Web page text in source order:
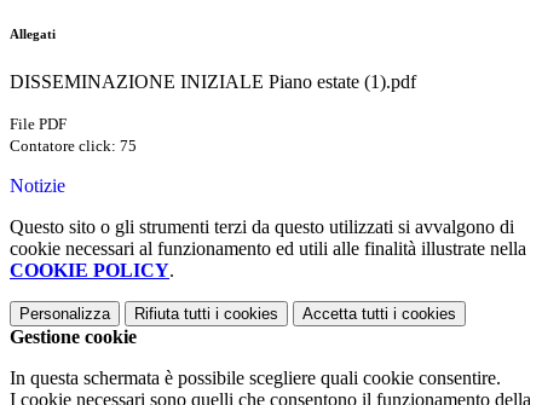
Allegati
DISSEMINAZIONE INIZIALE Piano estate (1).pdf
File PDF
Contatore click: 75
Notizie
Questo sito o gli strumenti terzi da questo utilizzati si avvalgono di
cookie necessari al funzionamento ed utili alle finalità illustrate nella
COOKIE POLICY.
Personalizza Rifiuta tutti i cookies Accetta tutti i cookies
Gestione cookie
In questa schermata è possibile scegliere quali cookie consentire.
I cookie necessari sono quelli che consentono il funzionamento della